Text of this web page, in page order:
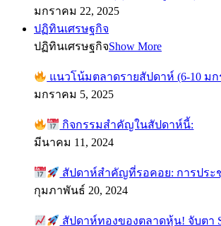
มกราคม 22, 2025
ปฏิทินเศรษฐกิจ
ปฏิทินเศรษฐกิจShow More
แนวโน้มตลาดรายสัปดาห์ (6-10 ม
มกราคม 5, 2025
กิจกรรมสำคัญในสัปดาห์นี้:
มีนาคม 11, 2024
สัปดาห์สำคัญที่รอคอย: การปร
กุมภาพันธ์ 20, 2024
สัปดาห์ทองของตลาดหุ้น! จับตา